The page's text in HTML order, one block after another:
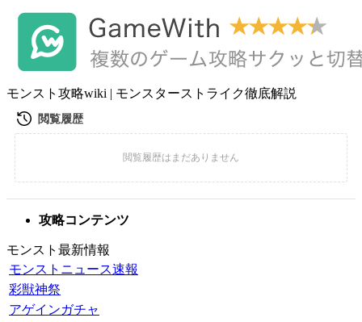
モンスト攻略wiki | モンスターストライク徹底解説
攻略コンテンツ
モンスト最新情報
モンストニュース速報
彩獣神祭
アゲインガチャ